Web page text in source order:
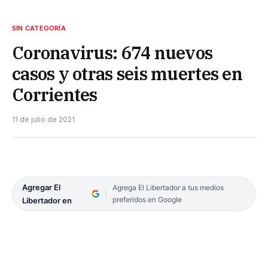
SIN CATEGORÍA
Coronavirus: 674 nuevos
casos y otras seis muertes en
Corrientes
11 de julio de 2021
Agregar El
Libertador en
Agrega El Libertador a tus medios
preferidos en Google